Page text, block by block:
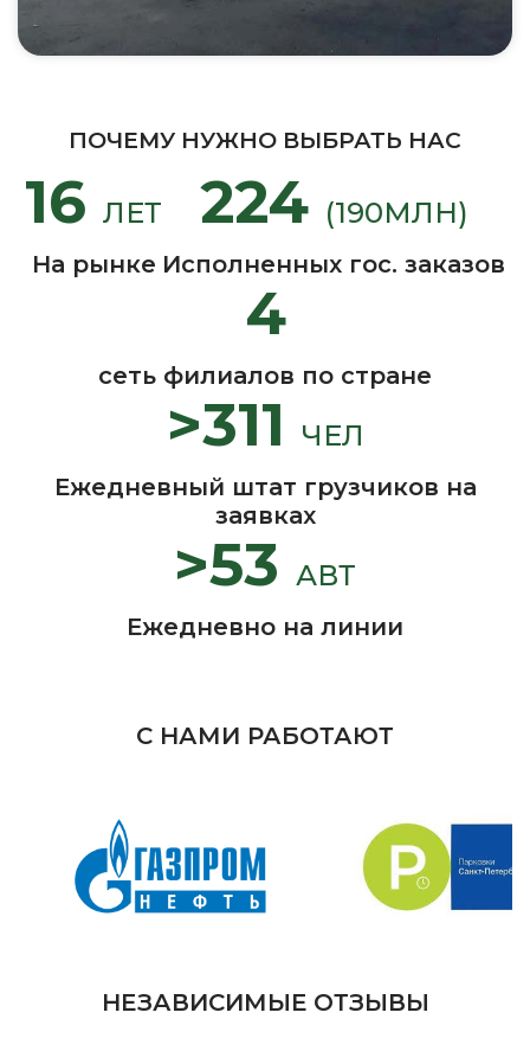
ПОЧЕМУ НУЖНО ВЫБРАТЬ НАС
16 ЛЕТ
На рынке
224 (190МЛН)
Исполненных гос. заказов
4
сеть филиалов по стране
>311 ЧЕЛ
Ежедневный штат грузчиков на
заявках
>53 АВТ
Ежедневно на линии
С НАМИ РАБОТАЮТ
НЕЗАВИСИМЫЕ ОТЗЫВЫ